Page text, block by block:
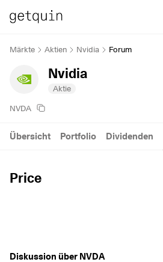
Märkte Aktien Nvidia Forum
Nvidia
Aktie
NVDA
Price
Übersicht Portfolio Dividenden
Diskussion über NVDA